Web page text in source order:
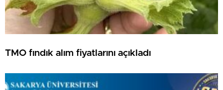
TMO fındık alım fiyatlarını açıkladı